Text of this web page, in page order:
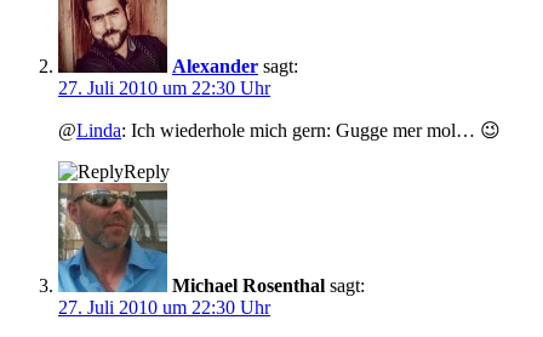
Alexander sagt:
27. Juli 2010 um 22:30 Uhr
@Linda: Ich wiederhole mich gern: Gugge mer mol… 😉
Reply
Michael Rosenthal sagt:
27. Juli 2010 um 22:30 Uhr